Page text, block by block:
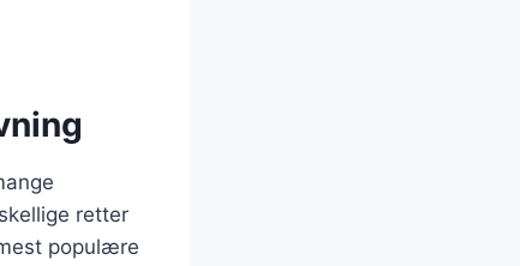
retter
populære